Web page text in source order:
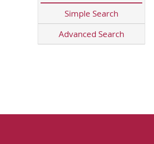
Simple Search
Advanced Search